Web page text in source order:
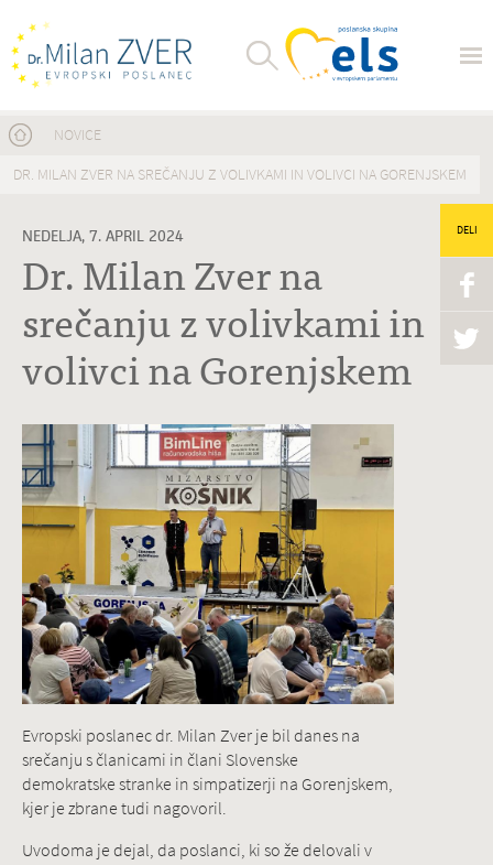
Nahajate se tukaj
NOVICE
DR. MILAN ZVER NA SREČANJU Z VOLIVKAMI IN VOLIVCI NA GORENJSKEM
NEDELJA, 7. APRIL 2024
Dr. Milan Zver na
srečanju z volivkami in
volivci na Gorenjskem
DELI
Evropski poslanec dr. Milan Zver je bil danes na
srečanju s članicami in člani Slovenske
demokratske stranke in simpatizerji na Gorenjskem,
kjer je zbrane tudi nagovoril.
Uvodoma je dejal, da poslanci, ki so že delovali v